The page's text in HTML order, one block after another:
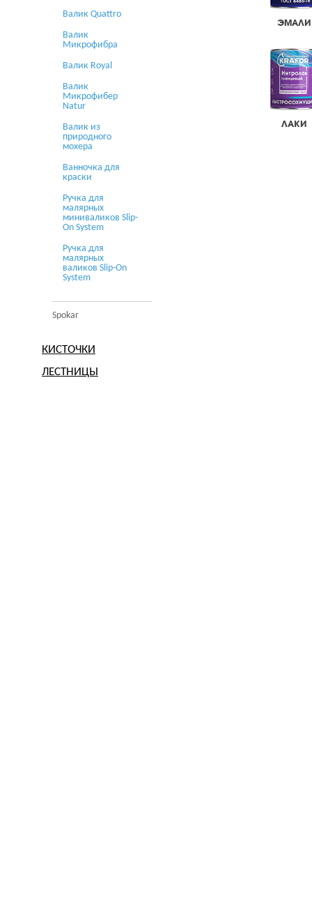
Валик Quattro
Валик
Микрофибра
Валик Royal
Валик
Микрофибер
Natur
Валик из
природного
мохера
Ванночка для
краски
Ручка для
малярных
миниваликов Slip-
On System
Ручка для
малярных
валиков Slip-On
System
Spokar
КИСТОЧКИ
ЛЕСТНИЦЫ
ЭМАЛИ
ЛАКИ